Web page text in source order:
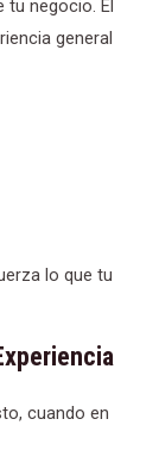
tu negocio. El
general
lo que tu
cuando en